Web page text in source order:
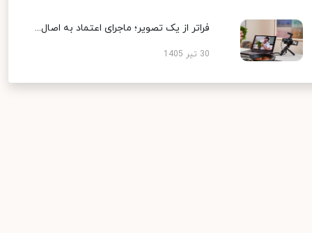
فراتر از یک تصویر؛ ماجرای اعتماد به اصال...
30 تیر 1405